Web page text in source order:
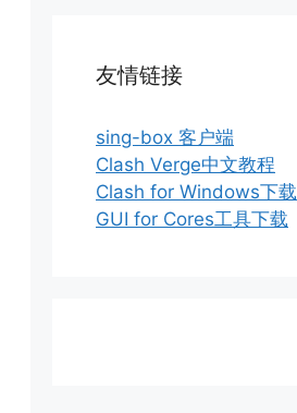
友情链接
sing-box 客户端
Clash Verge中文教程
Clash for Windows下载
GUI for Cores工具下载